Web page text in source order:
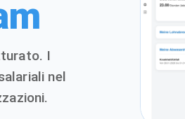
I
nel